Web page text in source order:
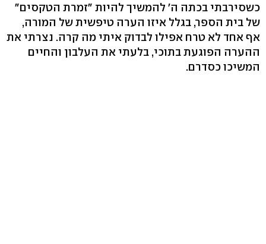
כשסירבתי בכתה ה' להמשיך להיות "זמרת הטקסים"
של בית הספר, בגלל איזו הערה טיפשית של המורה,
אף אחד לא טרח אפילו לבדוק איתי מה קרה. נצרתי את
ההערה הפוגעת בתוכי, בלעתי את העלבון והחיים
המשיכו כסדרם.